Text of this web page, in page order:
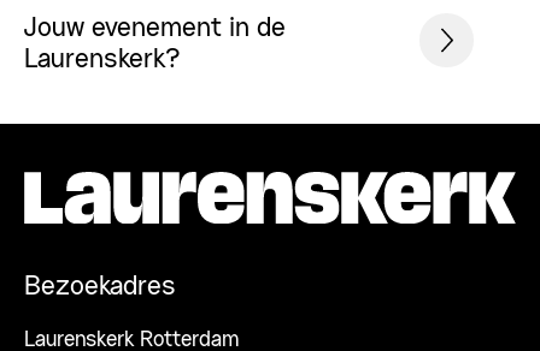
Jouw evenement in de
Laurenskerk?
Bezoekadres
Laurenskerk Rotterdam